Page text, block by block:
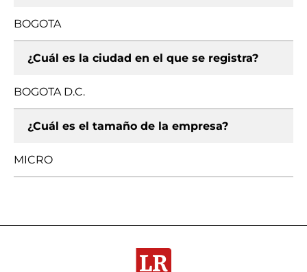
BOGOTA
¿Cuál es la ciudad en el que se registra?
BOGOTA D.C.
¿Cuál es el tamaño de la empresa?
MICRO